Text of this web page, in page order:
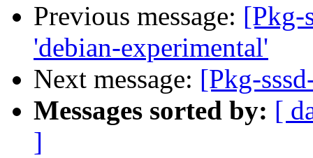
Previous message: [Pkg-
'debian-experimental'
Next message: [Pkg-
Messages sorted by: [
]